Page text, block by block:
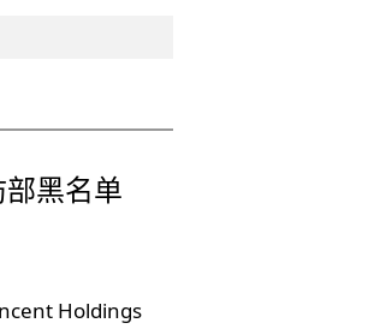
黑名单
Holdings